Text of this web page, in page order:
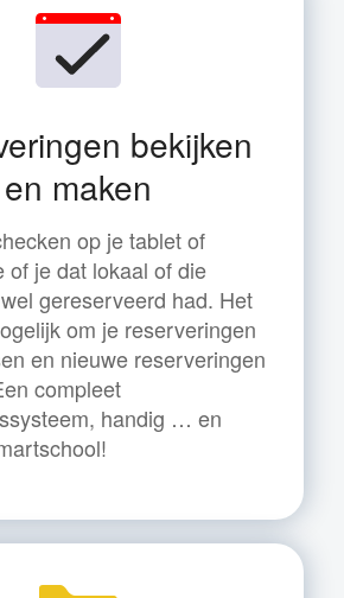
bekijken
en maken
op je tablet of
of je dat lokaal of die
gereserveerd had. Het
om je reserveringen
en nieuwe reserveringen
compleet
handig … en